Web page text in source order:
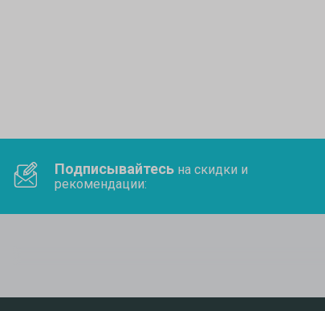
Подписывайтесьна скидки и
рекомендации: